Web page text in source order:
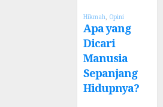
Hikmah Opini
Apa yang
Dicari
Manusia
Sepanjang
Hidupnya?